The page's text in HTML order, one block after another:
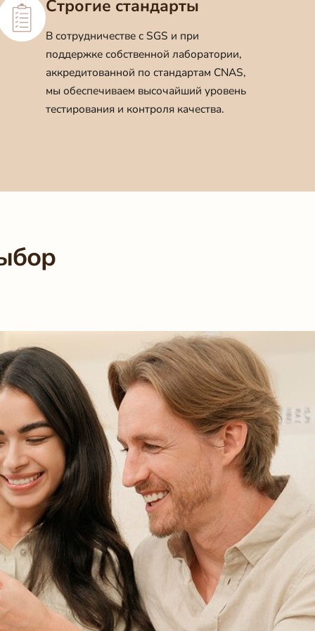
Строгие стандарты
В сотрудничестве с SGS и при
поддержке собственной лаборатории,
аккредитованной по стандартам CNAS,
мы обеспечиваем высочайший уровень
тестирования и контроля качества.